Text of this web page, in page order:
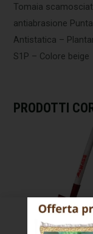
Tomaia
antiabrasione
Antistatica –
S1P – Colore beige
PRODOTTI